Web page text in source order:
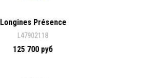
Longines Présence
L47902118
125 700 руб